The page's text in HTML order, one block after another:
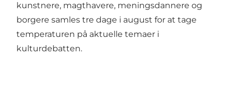
kunstnere, magthavere, meningsdannere og
borgere samles tre dage i august for at tage
temperaturen på aktuelle temaer i
kulturdebatten.